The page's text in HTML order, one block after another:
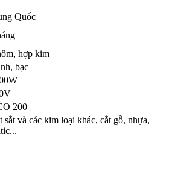
Quốc
hợp kim
bạc
200
sắt và các kim loại khác, cắt gỗ, nhựa,